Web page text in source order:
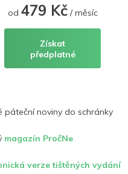
od 479 Kč/ měsíc
Získat
předplatné
páteční noviny do schránky
magazín PročNe
verze tištěných vydání